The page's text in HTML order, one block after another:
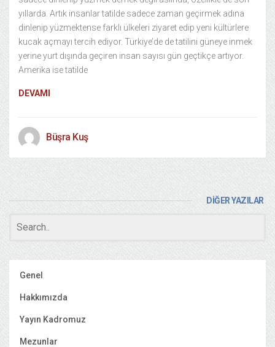
yıllarda. Artık insanlar tatilde sadece zaman geçirmek adına
dinlenip yüzmektense farklı ülkeleri ziyaret edip yeni kültürlere
kucak açmayı tercih ediyor. Türkiye’de de tatilini güneye inmek
yerine yurt dışında geçiren insan sayısı gün geçtikçe artıyor.
Amerika ise tatilde
DEVAMI
Büşra Kuş
DİĞER YAZILAR
Genel
Hakkımızda
Yayın Kadromuz
Mezunlar